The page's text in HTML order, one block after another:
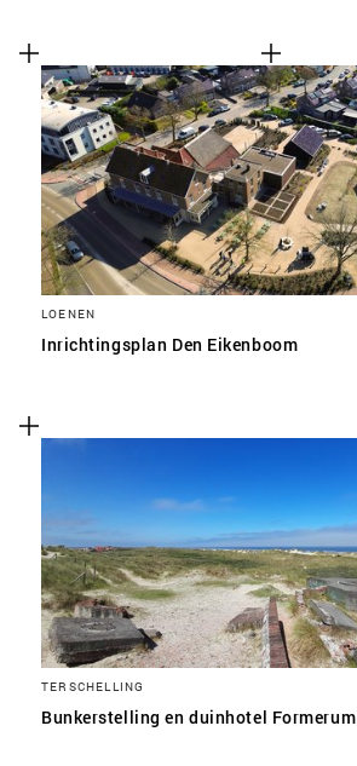
LOENEN
Inrichtingsplan Den Eikenboom
TERSCHELLING
Bunkerstelling en duinhotel Formerum